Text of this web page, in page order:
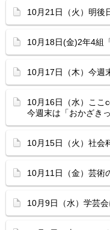
10月21日（火）明後
10月18日(金)2年4組
10月17日（木）今週
10月16日（水）こ
今週末は「おかざき
10月15日（火）社会
10月11日（金）芸術
10月9日（水）学芸